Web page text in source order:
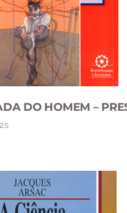
DO HOMEM –